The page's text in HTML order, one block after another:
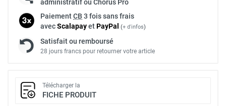
administratif ou Chorus Pro
PaiementCB 3 fois sans frais
avecScalapayetPayPal (+ d'infos)
Satisfait ou remboursé
28 jours francs pour retourner votre article
Télécharger la
FICHE PRODUIT